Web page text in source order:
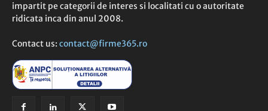
impartit pe categorii de interes si localitati cu o autoritate
ridicata inca din anul 2008.
Contact us: contact@firme365.ro